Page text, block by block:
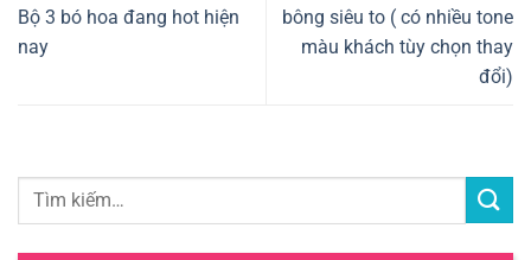
Bộ 3 bó hoa đang hot hiện
nay
bông siêu to ( có nhiều tone
màu khách tùy chọn thay
đổi)